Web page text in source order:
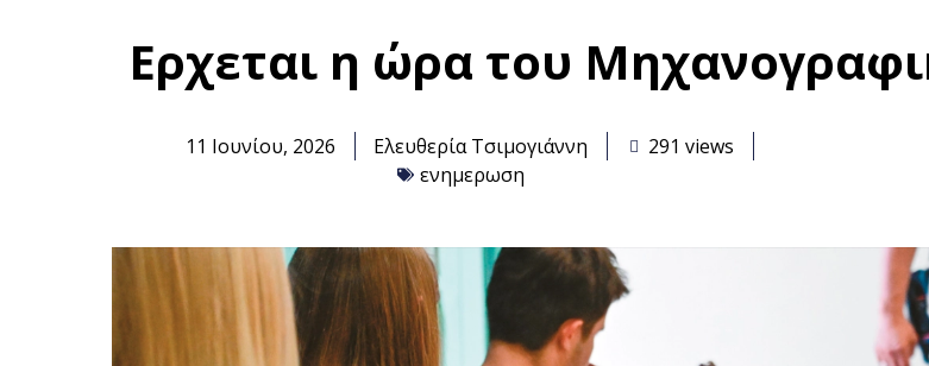
Ερχεται η ώρα του
11 Ιουνίου, 2026 Ελευθερία Τσιμογιάννη
291 views
ενημερωση